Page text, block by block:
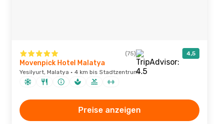
(75) 4,5
Movenpick Hotel Malatya
Yesilyurt, Malatya · 4 km bis Stadtzentrum
Preise anzeigen